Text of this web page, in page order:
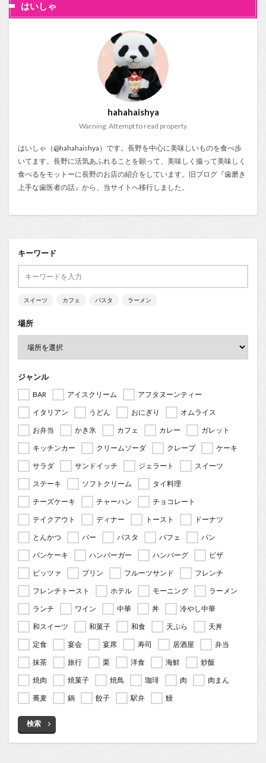
はいしゃ
hahahaishya
Warning: Attempt to read property
はいしゃ（@hahahaishya）です。長野を中心に美味しいものを食べ歩
いてます。長野に活気あふれることを願って、美味しく撮って美味しく
食べるをモットーに長野のお店の紹介をしています。旧ブログ『歯磨き
上手な歯医者の話』から、当サイトへ移行しました。
キーワード
スイーツ カフェ パスタ ラーメン
場所
ジャンル
BAR アイスクリーム
アフタヌーンティー
イタリアン
うどん おにぎり
オムライス
お弁当
かき氷 カフェ カレー
ガレット
キッチンカー
クリームソーダ クレープ
ケーキ
サラダ
サンドイッチ ジェラート
スイーツ
ステーキ
ソフトクリーム
タイ料理
チーズケーキ
チャーハン
チョコレート
テイクアウト
ディナー トースト
ドーナツ
とんかつ
バー パスタ パフェ
パン
パンケーキ
ハンバーガー ハンバーグ
ピザ
ピッツァ
プリン フルーツサンド
フレンチ
フレンチトースト
ホテル モーニング
ラーメン
ランチ
ワイン 中華 丼
冷やし中華
和スイーツ
和菓子 和食 天ぷら
天丼
定食
宴会 宴席 寿司 居酒屋
弁当
抹茶
旅行 栗 洋食 海鮮
炒飯
焼肉
焼菓子 焼鳥 珈琲 肉
肉まん
蕎麦
鍋 餃子 駅弁 鰻
検索